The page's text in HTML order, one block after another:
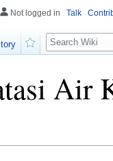
Air
Not logged in Talk
Search